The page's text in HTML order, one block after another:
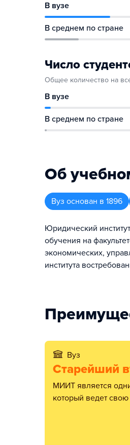
В вузе
В среднем по стране
Число
Общее количество на
В вузе
В среднем по стране
Об
Вуз основан в 1896
Юридический
обучения на
экономических,
института
Вуз
Старейший
МИИТ является одним из старейших вузов России,
который ведет